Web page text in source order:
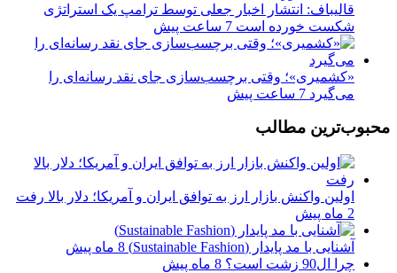
قالیباف: انتشار اخبار جعلی توسط ترامپ یک استراتژی
شکست خورده است 7 ساعت پیش
«کشمیری»؛ وقتی برچسب‌سازی جای نقد رسانه‌ای را
می‌گیرد 7 ساعت پیش
محبوب‌ترین مطالب
اولین واکنش بازار ارز به توافق ایران و آمریکا؛ دلار بالا رفت
2 ماه پیش
آشنایی با مد پایدار (Sustainable Fashion)
8 ماه پیش
چرا ال90 زشت است؟
8 ماه پیش